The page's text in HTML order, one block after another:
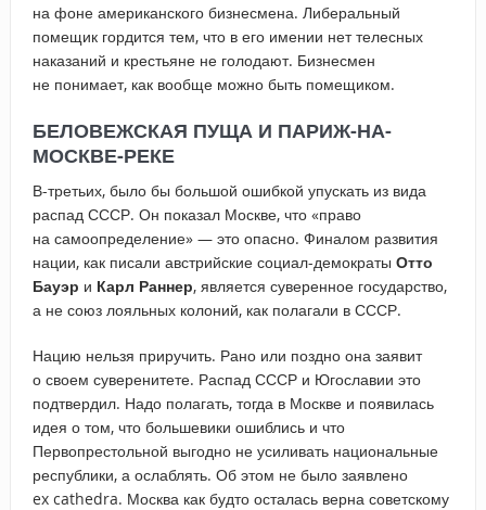
на фоне американского бизнесмена. Либеральный
помещик гордится тем, что в его имении нет телесных
наказаний и крестьяне не голодают. Бизнесмен
не понимает, как вообще можно быть помещиком.
БЕЛОВЕЖСКАЯ ПУЩА И ПАРИЖ-НА-
МОСКВЕ-РЕКЕ
В-третьих, было бы большой ошибкой упускать из вида
распад СССР. Он показал Москве, что «право
на самоопределение» — это опасно. Финалом развития
нации, как писали австрийские социал-демократы Отто
Бауэр и Карл Раннер, является суверенное государство,
а не союз лояльных колоний, как полагали в СССР.
Нацию нельзя приручить. Рано или поздно она заявит
о своем суверенитете. Распад СССР и Югославии это
подтвердил. Надо полагать, тогда в Москве и появилась
идея о том, что большевики ошиблись и что
Первопрестольной выгодно не усиливать национальные
республики, а ослаблять. Об этом не было заявлено
ex cathedra. Москва как будто осталась верна советскому